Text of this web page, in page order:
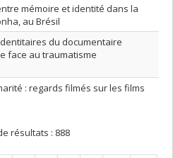
mémoire et identité dans la
au Brésil
du documentaire
face au traumatisme
: regards filmés sur les films
résultats : 888